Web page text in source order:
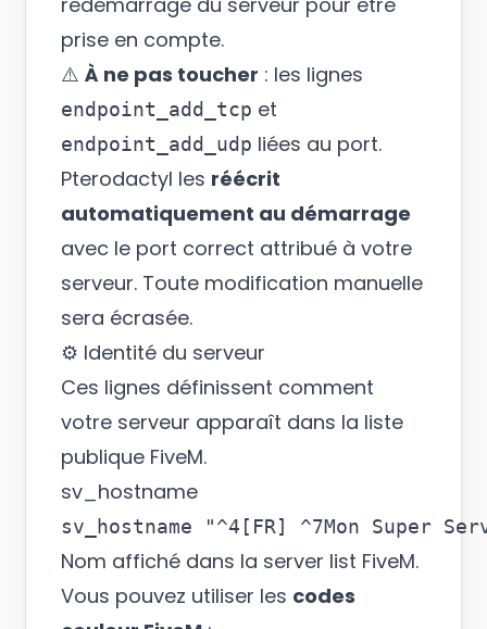
prise en compte.
⚠️ À ne pas toucher : les lignes
endpoint_add_tcp et
endpoint_add_udp liées au port.
Pterodactyl les réécrit
automatiquement au démarrage
avec le port correct attribué à votre
serveur. Toute modification manuelle
sera écrasée.
⚙️ Identité du serveur
Ces lignes définissent comment
votre serveur apparaît dans la liste
publique FiveM.
sv_hostname
Nom affiché dans la server list FiveM.
Vous pouvez utiliser les codes